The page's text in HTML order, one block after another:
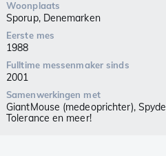
Woonplaats
Sporup, Denemarken
Eerste mes
1988
Fulltime messenmaker sinds
2001
Samenwerkingen met
GiantMouse (medeoprichter),
Tolerance en meer!